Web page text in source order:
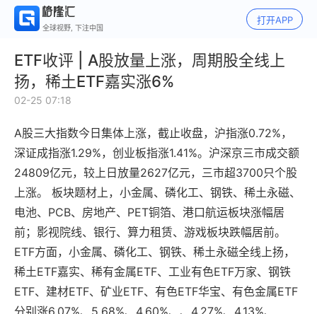
全球视野, 下注中国
打开APP
ETF收评 | A股放量上涨，周期股全线上
扬，稀土ETF嘉实涨6%
02-25 07:18
A股三大指数今日集体上涨，截止收盘，沪指涨0.72%，
深证成指涨1.29%，创业板指涨1.41%。沪深京三市成交额
24809亿元，较上日放量2627亿元，三市超3700只个股
上涨。 板块题材上，小金属、磷化工、钢铁、稀土永磁、
电池、PCB、房地产、PET铜箔、港口航运板块涨幅居
前；影视院线、银行、算力租赁、游戏板块跌幅居前。
ETF方面，小金属、磷化工、钢铁、稀土永磁全线上扬，
稀土ETF嘉实、稀有金属ETF、工业有色ETF万家、钢铁
ETF、建材ETF、矿业ETF、有色ETF华宝、有色金属ETF
分别涨6.07%、5.68%、4.60%、、4.27%、4.13%、